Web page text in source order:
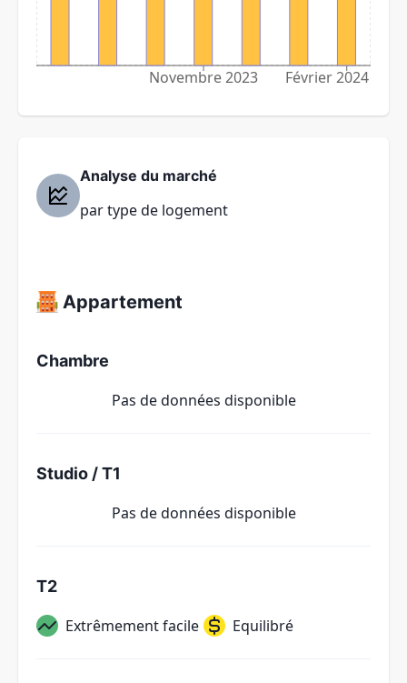
Novembre 2023 Février 2024
Analyse du marché
par type de logement
Appartement
Chambre
Pas de données disponible
Studio / T1
Pas de données disponible
T2
Extrêmement facile Equilibré